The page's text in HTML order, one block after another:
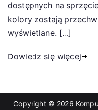
dostępnych na
kolory zostają
wyświetlane. […]
Dowiedz się więcej
Copyright © 2026